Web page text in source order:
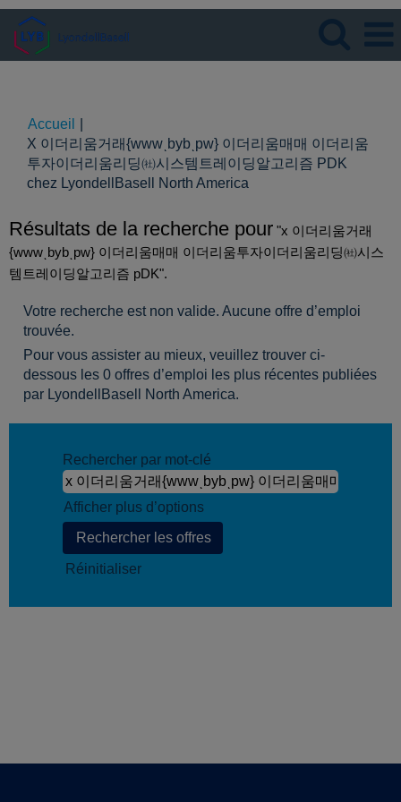
Accueil
X 이더리움거래{wwwͺbybͺpw} 이더리움매매 이더리움
투자이더리움리딩㈳시스템트레이딩알고리즘 PDK
chez LyondellBasell North America
Résultats de la recherche pour "x 이더리움거래
{wwwͺbybͺpw} 이더리움매매 이더리움투자이더리움리딩㈳시스
템트레이딩알고리즘 pDK".
Votre recherche est non valide. Aucune offre d’emploi
trouvée.
Pour vous assister au mieux, veuillez trouver ci-
dessous les 0 offres d’emploi les plus récentes publiées
par LyondellBasell North America.
Rechercher par mot-clé
Afficher plus d’options
Réinitialiser